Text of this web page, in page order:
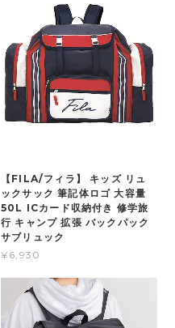
【FILA/フィラ】 キッズ リュ
ックサック 筆記体ロゴ 大容量
50L ICカード収納付き 修学旅
行 キャンプ 拡張 バックパック
サブリュック
¥6,930